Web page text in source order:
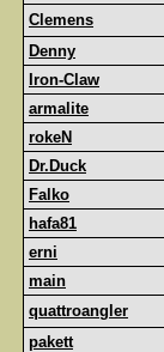
Clemens
Denny
Iron-Claw
armalite
rokeN
Dr.Duck
Falko
hafa81
erni
main
quattroangler
pakett